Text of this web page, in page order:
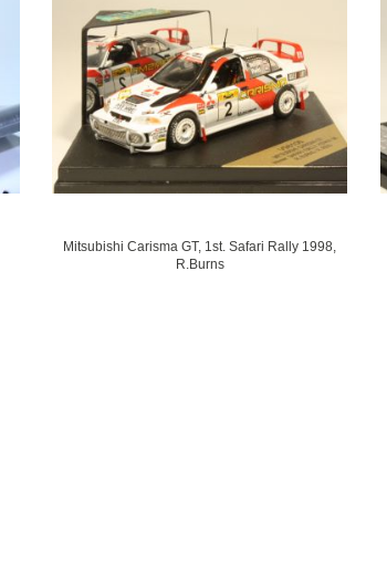
Mitsubishi Carisma GT, 1st. Safari Rally 1998,
R.Burns